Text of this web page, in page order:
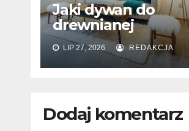
Jaki dywan do
drewnianej
podłogi? Kolor,
wzór i materiał
LIP 27, 2026 REDAKCJA
Dodaj komentarz